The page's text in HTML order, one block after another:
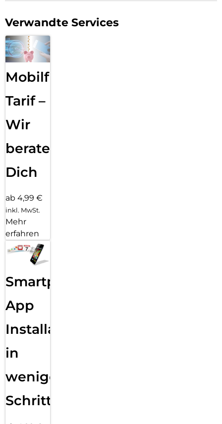
Verwandte Services
Mobilfunk
Tarif –
Wir
beraten
Dich
ab 4,99 €
inkl. MwSt.
Mehr
erfahren
Smartphone
App
Installation
in
wenigen
Schritten